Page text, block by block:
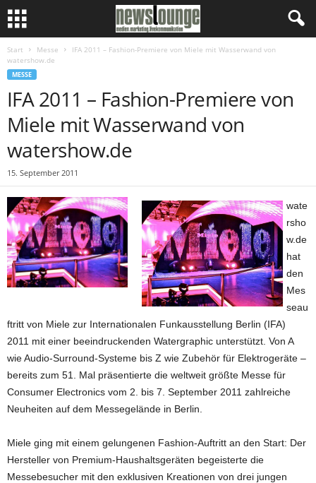
Start Messe
IFA 2011 – Fashion-Premiere von Miele mit Wasserwand von
watershow.de
MESSE
IFA 2011 – Fashion-Premiere von
Miele mit Wasserwand von
watershow.de
15. September 2011
wate
rsho
w.de
hat
den
Mes
seau
ftritt von Miele zur Internationalen Funkausstellung Berlin (IFA)
2011 mit einer beeindruckenden Watergraphic unterstützt. Von A
wie Audio-Surround-Systeme bis Z wie Zubehör für Elektrogeräte –
bereits zum 51. Mal präsentierte die weltweit größte Messe für
Consumer Electronics vom 2. bis 7. September 2011 zahlreiche
Neuheiten auf dem Messegelände in Berlin.
Miele ging mit einem gelungenen Fashion-Auftritt an den Start: Der
Hersteller von Premium-Haushaltsgeräten begeisterte die
Messebesucher mit den exklusiven Kreationen von drei jungen